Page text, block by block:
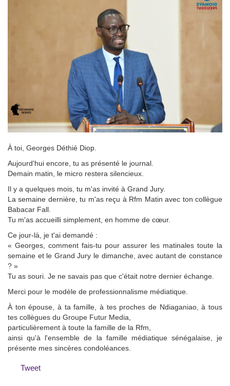
À toi, Georges Déthié Diop.
Aujourd'hui encore, tu as présenté le journal.
Demain matin, le micro restera silencieux.
Il y a quelques mois, tu m'as invité à Grand Jury.
La semaine dernière, tu m'as reçu à Rfm Matin avec ton collègue
Babacar Fall.
Tu m'as accueilli simplement, en homme de cœur.
Ce jour-là, je t'ai demandé :
« Georges, comment fais-tu pour assurer les matinales toute la
semaine et le Grand Jury le dimanche, avec autant de constance
? »
Tu as souri. Je ne savais pas que c'était notre dernier échange.
Merci pour le modèle de professionnalisme médiatique.
À ton épouse, à ta famille, à tes proches de Ndiaganiao, à tous
tes collègues du Groupe Futur Media,
particulièrement à toute la famille de la Rfm,
ainsi qu'à l'ensemble de la famille médiatique sénégalaise, je
présente mes sincères condoléances.
Tweet